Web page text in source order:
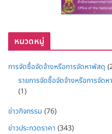
หมวดหมู่
การจัดซื้อจัดจ้างหรือการจัดหาพัสดุ
รายการจัดซื้อจัดจ้างหรือการจั
(1)
ข่าวกิจกรรม (76)
ข่าวประกวดราคา (343)